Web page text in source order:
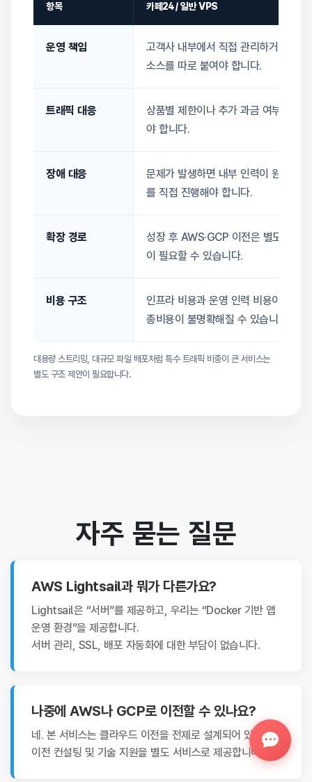
항목 카페24 / 일반 VPS
운영 책임
고객사 내부에서 직접 관리하거나 외
소스를 따로 붙여야 합니다.
트래픽 대응
상품별 제한이나 추가 과금 여부를 따
야 합니다.
장애 대응
문제가 발생하면 내부 인력이 원인 파
를 직접 진행해야 합니다.
확장 경로
성장 후 AWS·GCP 이전은 별도 설계
이 필요할 수 있습니다.
비용 구조
인프라 비용과 운영 인력 비용이 분리
총비용이 불명확해질 수 있습니다.
대용량 스트리밍, 대규모 파일 배포처럼 특수 트래픽 비중이 큰 서비스는
별도 구조 제안이 필요합니다.
자주 묻는 질문
AWS Lightsail과 뭐가 다른가요?
Lightsail은 “서버”를 제공하고, 우리는 “Docker 기반 앱
운영 환경”을 제공합니다.
서버 관리, SSL, 배포 자동화에 대한 부담이 없습니다.
나중에 AWS나 GCP로 이전할 수 있나요?
네. 본 서비스는 클라우드 이전을 전제로 설계되어 있으며,
이전 컨설팅 및 기술 지원을 별도 서비스로 제공합니다.